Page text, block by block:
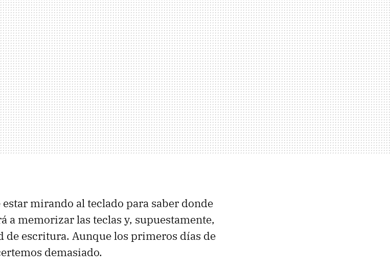
estar mirando al teclado para saber donde
a memorizar las teclas y, supuestamente,
de escritura. Aunque los primeros días de
demasiado.